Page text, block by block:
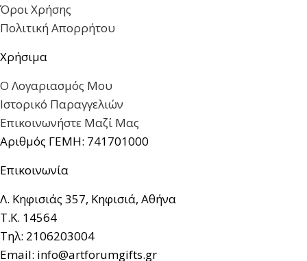
Όροι Χρήσης
Πολιτική Απορρήτου
Χρήσιμα
Ο Λογαριασμός Μου
Ιστορικό Παραγγελιών
Επικοινωνήστε Μαζί Μας
Αριθμός ΓΕΜΗ: 741701000
Επικοινωνία
Λ. Κηφισιάς 357, Κηφισιά, Αθήνα
Τ.Κ. 14564
Τηλ: 2106203004
Email: info@artforumgifts.gr